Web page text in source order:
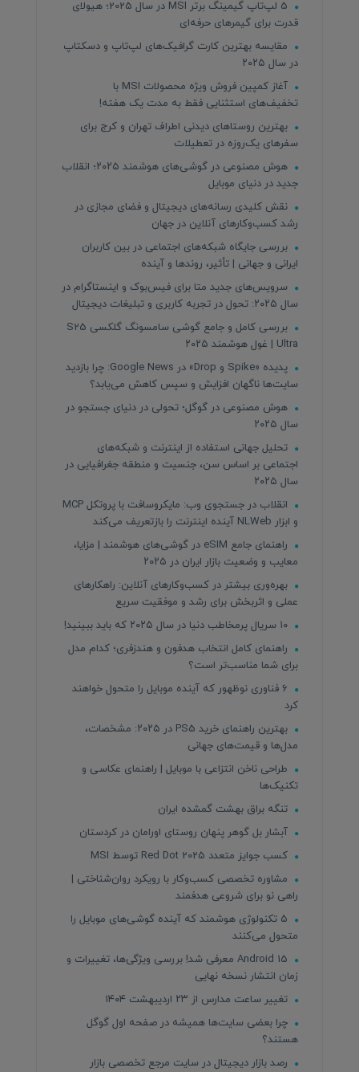
5 لپ‌تاپ گیمینگ برتر MSI در سال 2025؛ هیولای
قدرت برای گیمرهای حرفه‌ای
مقایسه بهترین کارت گرافیک‌های لپ‌تاپ و دسکتاپ
در سال ۲۰۲۵
آغاز کمپین فروش ویژه محصولات MSI با
تخفیف‌های استثنایی فقط به مدت یک هفته!
بهترین روستاهای دیدنی اطراف تهران و کرج برای
سفرهای یک‌روزه در تعطیلات
هوش مصنوعی در گوشی‌های هوشمند ۲۰۲۵؛ انقلاب
جدید در دنیای موبایل
نقش کلیدی رسانه‌های دیجیتال و فضای مجازی در
رشد کسب‌وکارهای آنلاین در جهان
بررسی جایگاه شبکه‌های اجتماعی در بین کاربران
ایرانی و جهانی | تأثیر، روندها و آینده
سرویس‌های جدید متا برای فیس‌بوک و اینستاگرام در
سال ۲۰۲۵: تحول در تجربه کاربری و تبلیغات دیجیتال
بررسی کامل و جامع گوشی سامسونگ گلکسی S25
Ultra | غول هوشمند ۲۰۲۵
پدیده «Spike و Drop» در Google News: چرا بازدید
سایت‌ها ناگهان افزایش و سپس کاهش می‌یابد؟
هوش مصنوعی در گوگل؛ تحولی در دنیای جستجو در
سال ۲۰۲۵
تحلیل جهانی استفاده از اینترنت و شبکه‌های
اجتماعی بر اساس سن، جنسیت و منطقه جغرافیایی در
سال ۲۰۲۵
انقلاب در جستجوی وب: مایکروسافت با پروتکل MCP
و ابزار NLWeb آینده اینترنت را بازتعریف می‌کند
راهنمای جامع eSIM در گوشی‌های هوشمند | مزایا،
معایب و وضعیت بازار ایران در ۲۰۲۵
بهره‌وری بیشتر در کسب‌وکارهای آنلاین: راهکارهای
عملی و اثربخش برای رشد و موفقیت سریع
راهنمای کامل انتخاب هدفون و هندزفری؛ کدام مدل
برای شما مناسب‌تر است؟
۶ فناوری نوظهور که آینده موبایل را متحول خواهند
کرد
بهترین راهنمای خرید PS5 در ۲۰۲۵: مشخصات،
مدل‌ها و قیمت‌های جهانی
طراحی ناخن انتزاعی با موبایل | راهنمای عکاسی و
تکنیک‌ها
تنگه براق بهشت گمشده ایران
آبشار بل گوهر پنهان روستای اورامان در کردستان
کسب جوایز متعدد Red Dot 2025 توسط MSI
مشاوره تخصصی کسب‌وکار با رویکرد روان‌شناختی |
راهی نو برای شروعی هدفمند
۵ تکنولوژی هوشمند که آینده گوشی‌های موبایل را
متحول می‌کنند
Android 15 معرفی شد! بررسی ویژگی‌ها، تغییرات و
زمان انتشار نسخه نهایی
تغییر ساعت مدارس از ۲۳ اردیبهشت ۱۴۰۴
چرا بعضی سایت‌ها همیشه در صفحه اول گوگل
هستند؟
رصد بازار دیجیتال در سایت مرجع تخصصی بازار